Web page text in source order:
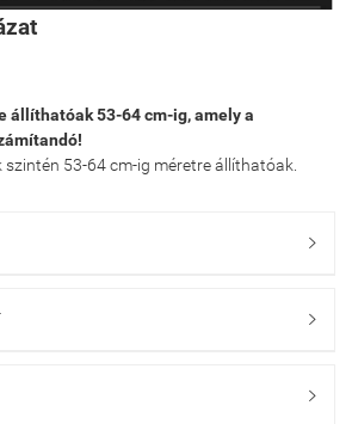
állíthatóak 53-64 cm-ig, amely a
53-64 cm-ig méretre állíthatóak.


